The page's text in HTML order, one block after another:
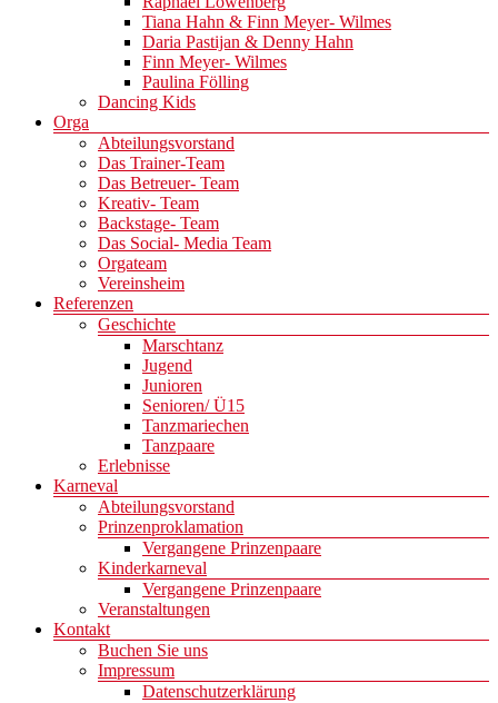
Tiana Hahn & Finn Meyer- Wilmes
Daria Pastijan & Denny Hahn
Finn Meyer- Wilmes
Paulina Fölling
Dancing Kids
Orga
Abteilungsvorstand
Das Trainer-Team
Das Betreuer- Team
Kreativ- Team
Backstage- Team
Das Social- Media Team
Orgateam
Vereinsheim
Referenzen
Geschichte
Marschtanz
Jugend
Junioren
Senioren/ Ü15
Tanzmariechen
Tanzpaare
Erlebnisse
Karneval
Abteilungsvorstand
Prinzenproklamation
Vergangene Prinzenpaare
Kinderkarneval
Vergangene Prinzenpaare
Veranstaltungen
Kontakt
Buchen Sie uns
Impressum
Datenschutzerklärung